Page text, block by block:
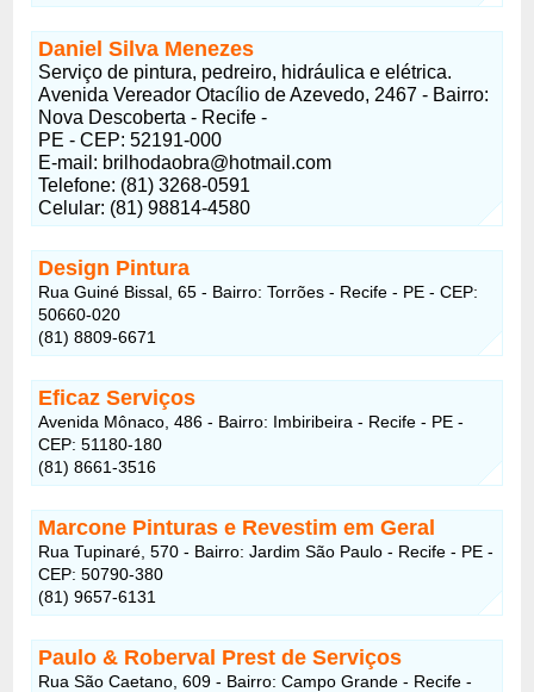
Daniel Silva Menezes
Serviço de pintura, pedreiro, hidráulica e elétrica.
Avenida Vereador Otacílio de Azevedo, 2467 - Bairro:
Nova Descoberta - Recife -
PE - CEP: 52191-000
E-mail: brilhodaobra@hotmail.com
Telefone: (81) 3268-0591
Celular: (81) 98814-4580
Design Pintura
Rua Guiné Bissal, 65 - Bairro: Torrões - Recife - PE - CEP:
50660-020
(81) 8809-6671
Eficaz Serviços
Avenida Mônaco, 486 - Bairro: Imbiribeira - Recife - PE -
CEP: 51180-180
(81) 8661-3516
Marcone Pinturas e Revestim em Geral
Rua Tupinaré, 570 - Bairro: Jardim São Paulo - Recife - PE -
CEP: 50790-380
(81) 9657-6131
Paulo & Roberval Prest de Serviços
Rua São Caetano, 609 - Bairro: Campo Grande - Recife -